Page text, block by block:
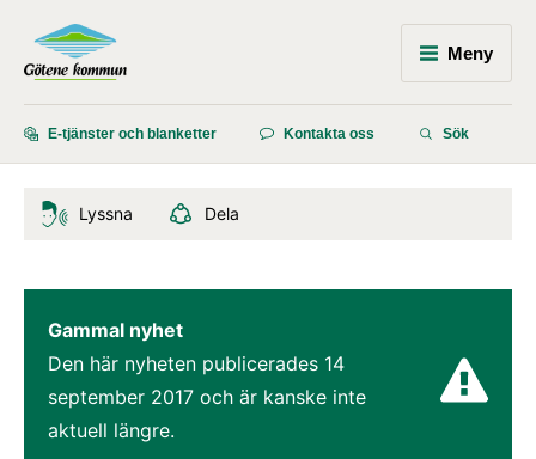
Meny
E-tjänster och blanketter Kontakta oss Sök
Lyssna Dela
Gammal nyhet
Den här nyheten publicerades 14
september 2017 och är kanske inte
aktuell längre.